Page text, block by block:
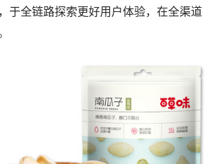
于全链路探索更好用户体验，在全渠道